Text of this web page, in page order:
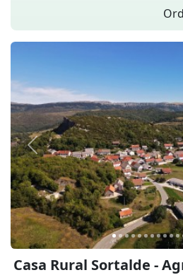
Anterior
Casa Rural Sortalde -